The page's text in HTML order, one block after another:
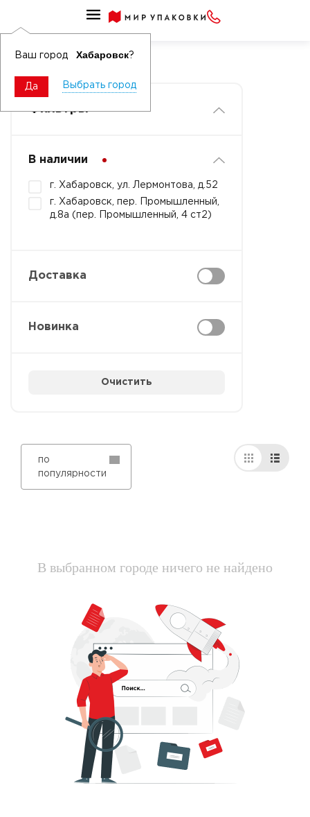
Ваш город Хабаровск?
Да Выбрать город
Платинки гладкие
Фильтры
В наличии
г. Хабаровск, ул. Лермонтова, д.52
г. Хабаровск, пер. Промышленный,
д.8а (пер. Промышленный, 4 ст2)
Доставка
Новинка
Очистить
по
популярности
В выбранном городе ничего не найдено